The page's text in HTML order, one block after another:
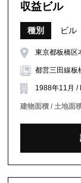
収益ビル
種別 ビル
東京都板橋区
都営三田線板
1988年11月 /
建物面積 / 土地面